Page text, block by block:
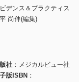
デンス＆プラクティス
尚伸(編集)
社
メジカルビュー社
版ISBN